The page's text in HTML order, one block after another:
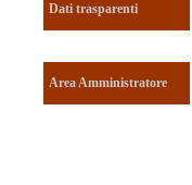
Dati trasparenti
Area Amministratore